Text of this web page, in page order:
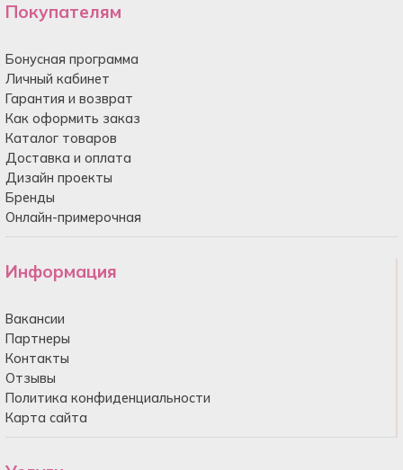
Покупателям
Бонусная программа
Личный кабинет
Гарантия и возврат
Как оформить заказ
Каталог товаров
Доставка и оплата
Дизайн проекты
Бренды
Онлайн-примерочная
Информация
Вакансии
Партнеры
Контакты
Отзывы
Политика конфиденциальности
Карта сайта